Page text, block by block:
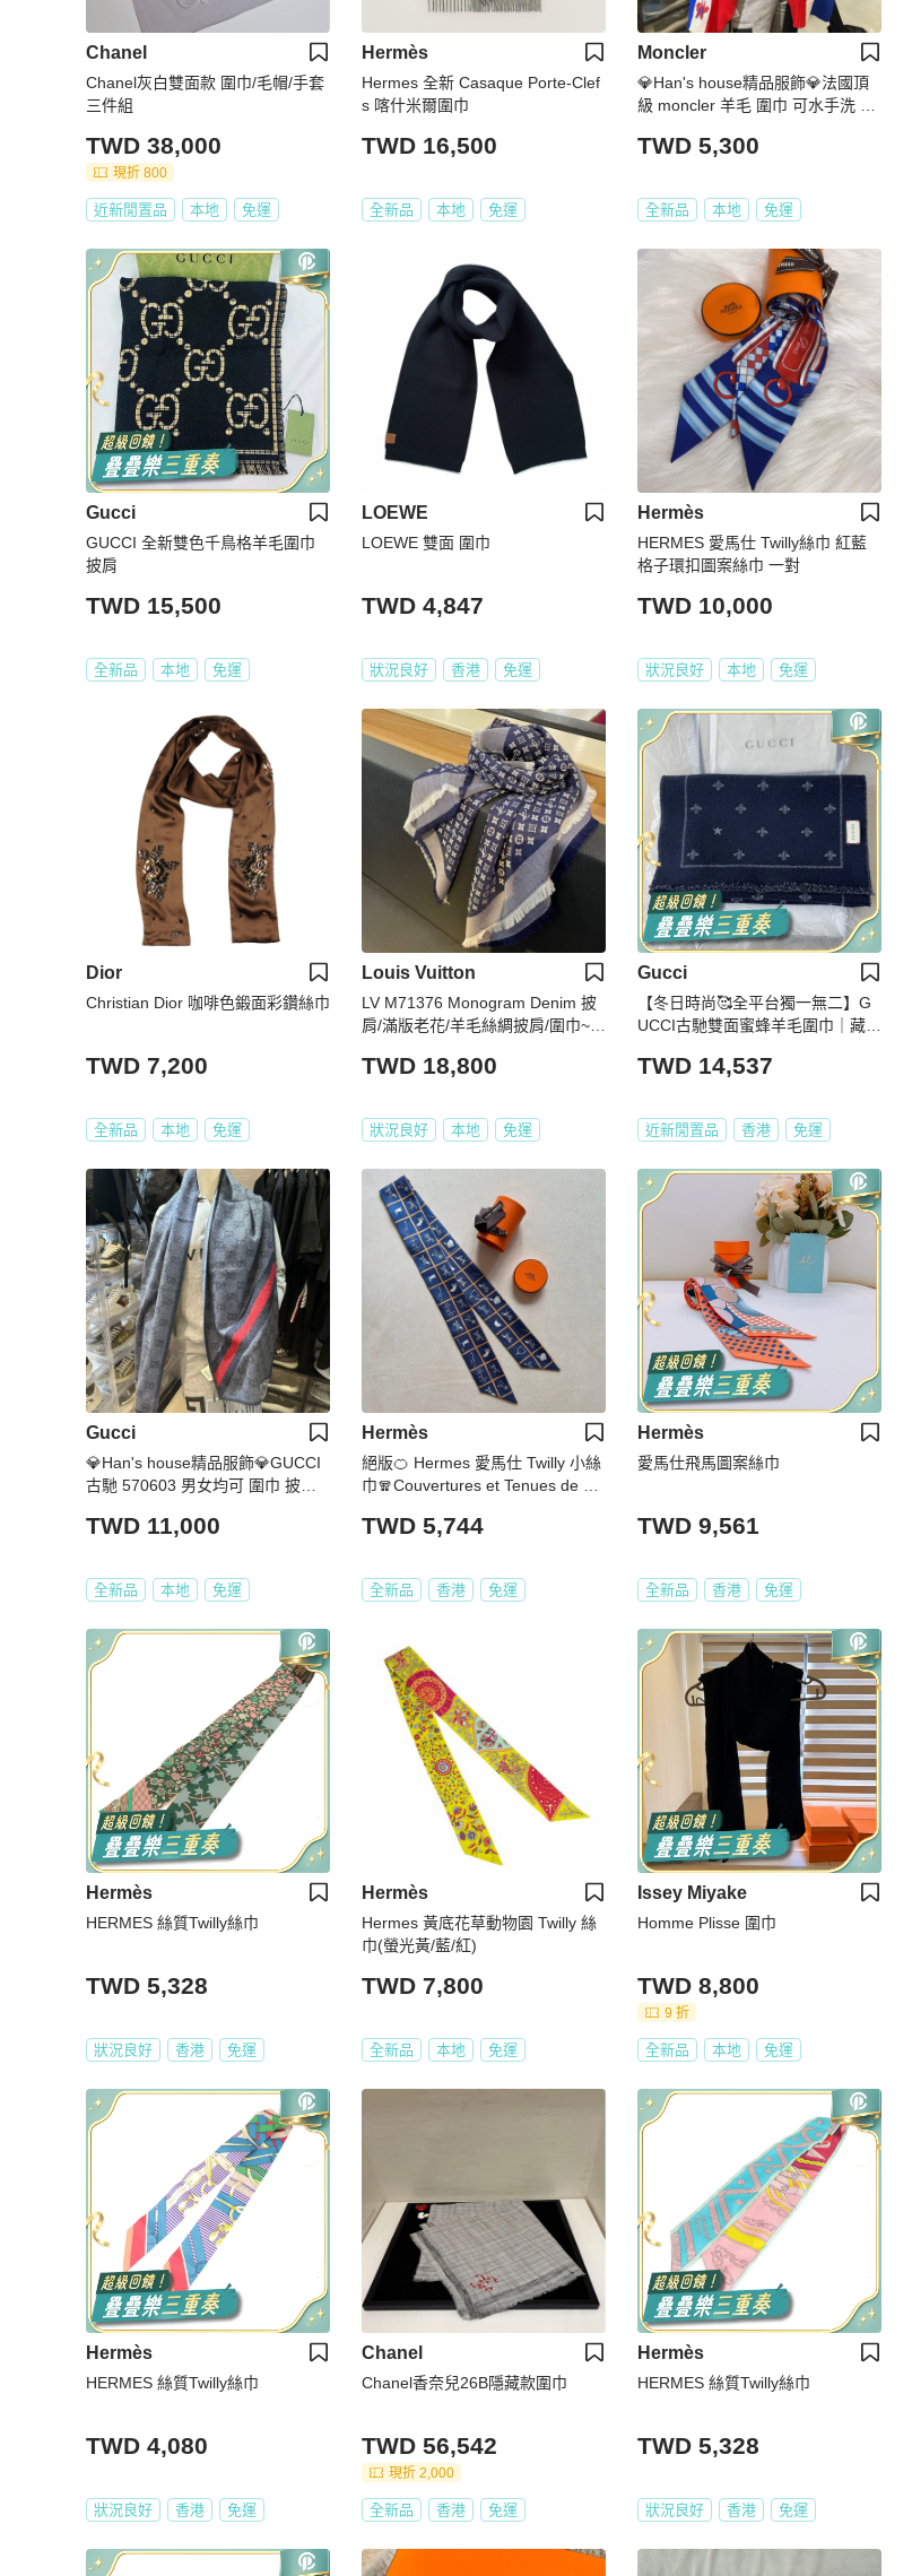
Chanel
Chanel灰白雙面款 圍巾/毛帽/手套
三件組
TWD 38,000
現折 800
近新閒置品 本地 免運
Hermès
Hermes 全新 Casaque Porte-Clef
s 喀什米爾圍巾
TWD 16,500
全新品 本地 免運
Moncler
💎Han's house精品服飾💎法國頂
級 moncler 羊毛 圍巾 可水手洗 現
TWD 5,300
全新品 本地 免運
Gucci
GUCCI 全新雙色千鳥格羊毛圍巾
披肩
TWD 15,500
全新品 本地 免運
LOEWE
LOEWE 雙面 圍巾
TWD 4,847
狀況良好 香港 免運
Hermès
HERMES 愛馬仕 Twilly絲巾 紅藍
格子環扣圖案絲巾 一對
TWD 10,000
狀況良好 本地 免運
Dior
Christian Dior 咖啡色鍛面彩鑽絲巾
TWD 7,200
全新品 本地 免運
Louis Vuitton
LV M71376 Monogram Denim 披
肩/滿版老花/羊毛絲綢披肩/圍巾~二
TWD 18,800
狀況良好 本地 免運
Gucci
【冬日時尚🥰全平台獨一無二】G
UCCI古馳雙面蜜蜂羊毛圍巾｜藏青
TWD 14,537
近新閒置品 香港 免運
Gucci
💎Han's house精品服飾💎GUCCI
古馳 570603 男女均可 圍巾 披肩 1
TWD 11,000
全新品 本地 免運
Hermès
絕版🍊 Hermes 愛馬仕 Twilly 小絲
巾🧣Couvertures et Tenues de Jo
TWD 5,744
全新品 香港 免運
Hermès
愛馬仕飛馬圖案絲巾
TWD 9,561
全新品 香港 免運
Hermès
HERMES 絲質Twilly絲巾
TWD 5,328
狀況良好 香港 免運
Hermès
Hermes 黃底花草動物園 Twilly 絲
巾(螢光黃/藍/紅)
TWD 7,800
全新品 本地 免運
Issey Miyake
Homme Plisse 圍巾
TWD 8,800
9 折
全新品 本地 免運
Hermès
HERMES 絲質Twilly絲巾
TWD 4,080
狀況良好 香港 免運
Chanel
Chanel香奈兒26B隱藏款圍巾
TWD 56,542
現折 2,000
全新品 香港 免運
Hermès
HERMES 絲質Twilly絲巾
TWD 5,328
狀況良好 香港 免運